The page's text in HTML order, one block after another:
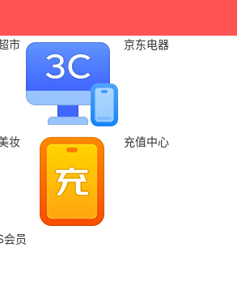
市 京东电器
妆 充值中心
会员